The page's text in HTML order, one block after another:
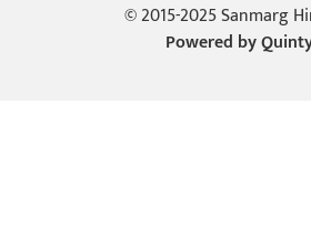
© 2015-2025 Sanmarg
Powered by